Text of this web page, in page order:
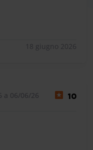
18 giugno 2026
a 06/06/26 10